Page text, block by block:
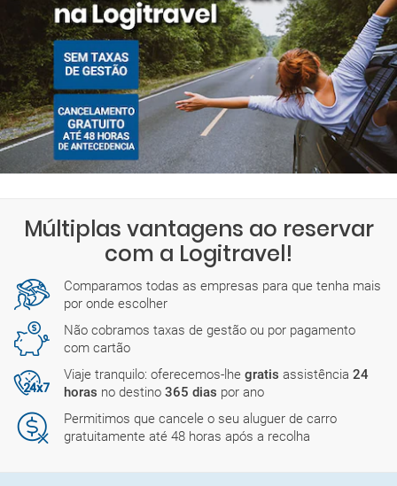
Múltiplas vantagens ao reservar
com a Logitravel!
Comparamos todas as empresas para que tenha mais
por onde escolher
Não cobramos taxas de gestão ou por pagamento
com cartão
Viaje tranquilo: oferecemos-lhe gratis assistência 24
horas no destino 365 dias por ano
Permitimos que cancele o seu aluguer de carro
gratuitamente até 48 horas após a recolha